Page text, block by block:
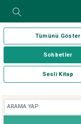
Tümünü Göster
Sohbetler
Sesli Kitap